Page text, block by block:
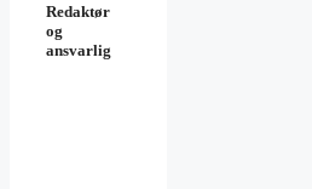
Redaktør
og
ansvarlig